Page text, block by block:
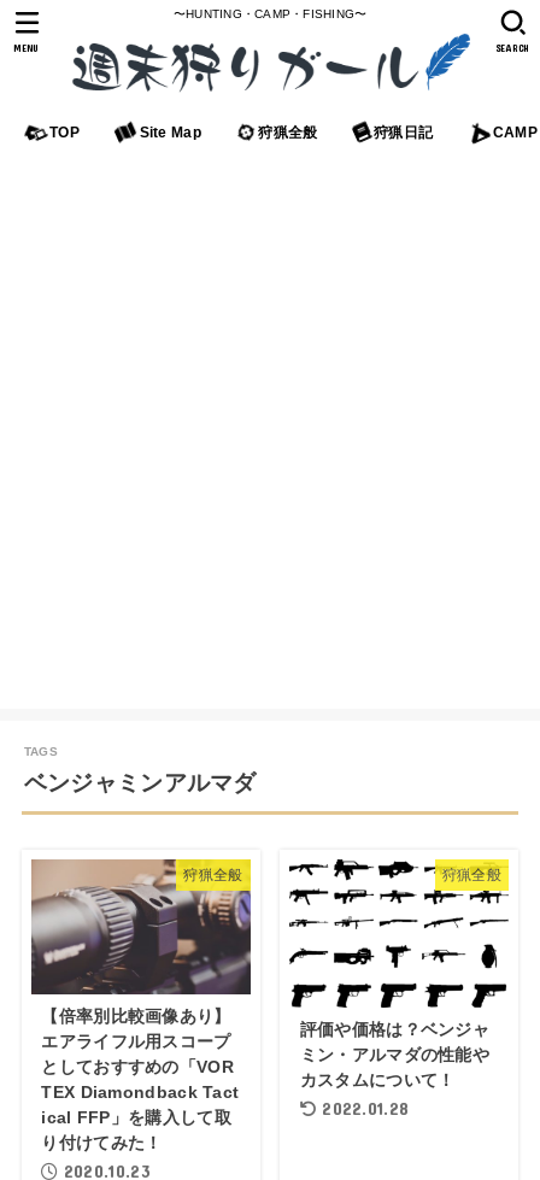
〜HUNTING・CAMP・FISHING〜
TOP Site Map 狩猟全般 狩猟日記 CAMP
SEARCH
MENU
ベンジャミンアルマダ
狩猟全般
【倍率別比較画像あり】
エアライフル用スコープ
としておすすめの「VOR
TEX Diamondback Tact
ical FFP」を購入して取
り付けてみた！
2020.10.23
狩猟全般
評価や価格は？ベンジャ
ミン・アルマダの性能や
カスタムについて！
2022.01.28